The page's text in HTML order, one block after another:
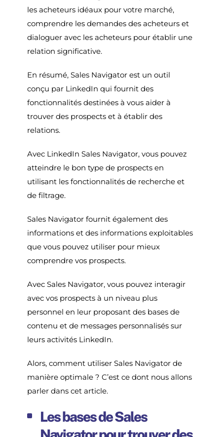
les acheteurs idéaux pour votre marché,
comprendre les demandes des acheteurs et
dialoguer avec les acheteurs pour établir une
relation significative.
En résumé, Sales Navigator est un outil
conçu par LinkedIn qui fournit des
fonctionnalités destinées à vous aider à
trouver des prospects et à établir des
relations.
Avec LinkedIn Sales Navigator, vous pouvez
atteindre le bon type de prospects en
utilisant les fonctionnalités de recherche et
de filtrage.
Sales Navigator fournit également des
informations et des informations exploitables
que vous pouvez utiliser pour mieux
comprendre vos prospects.
Avec Sales Navigator, vous pouvez interagir
avec vos prospects à un niveau plus
personnel en leur proposant des bases de
contenu et de messages personnalisés sur
leurs activités LinkedIn.
Alors, comment utiliser Sales Navigator de
manière optimale ? C’est ce dont nous allons
parler dans cet article.
Les bases de Sales